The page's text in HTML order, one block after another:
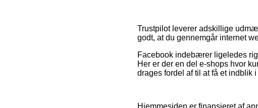
Trustpilot leverer adskillige
godt, at du gennemgår internet
Facebook indebærer ligeledes
Her er der en del e-shops hvor
drages fordel af til at få et indblik
Hjemmesiden er finansieret af